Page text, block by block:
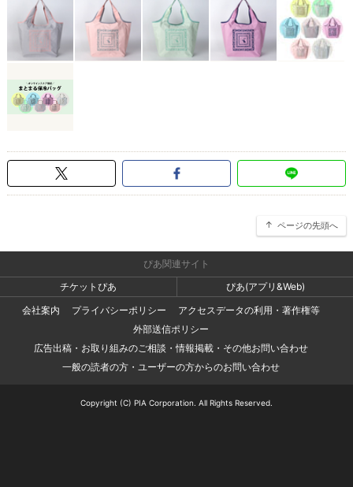
ページの先頭へ
ぴあ関連サイト
チケットぴあ
ぴあ(アプリ&Web)
会社案内
プライバシーポリシー
アクセスデータの利用・著作権等
外部送信ポリシー
広告出稿・お取り組みのご相談・情報掲載・その他お問い合わせ
一般の読者の方・ユーザーの方からのお問い合わせ
Copyright (C) PIA Corporation. All Rights Reserved.